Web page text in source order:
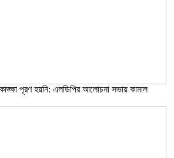
পূরণ হয়নি: এলডিপির আলোচনা সভায় কামাল